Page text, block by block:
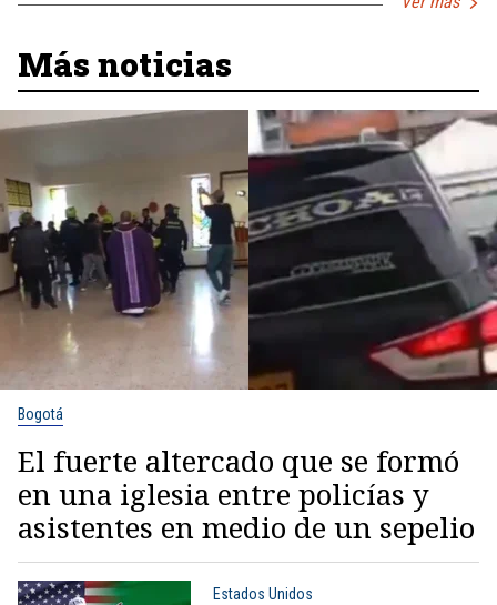
Más noticias
Bogotá
El fuerte altercado que se formó
en una iglesia entre policías y
asistentes en medio de un sepelio
Estados Unidos